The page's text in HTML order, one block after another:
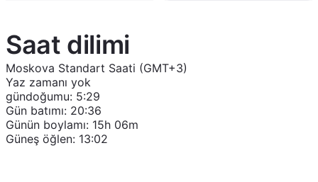
Saat dilimi
Moskova Standart Saati (GMT+3)
Yaz zamanı yok
gündoğumu: 5:29
Gün batımı: 20:36
Günün boylamı: 15h 06m
Güneş öğlen: 13:02